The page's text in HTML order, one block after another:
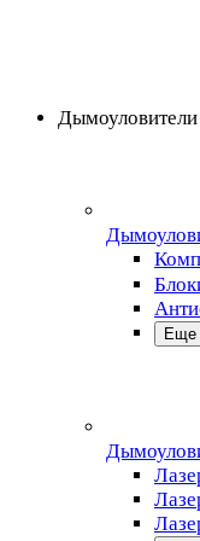
Дымоуловители
Еще